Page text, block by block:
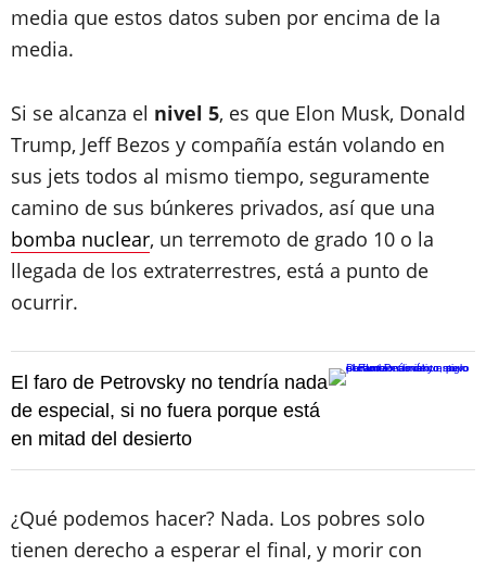
media que estos datos suben por encima de la
media.
Si se alcanza el nivel 5, es que Elon Musk, Donald
Trump, Jeff Bezos y compañía están volando en
sus jets todos al mismo tiempo, seguramente
camino de sus búnkeres privados, así que una
bomba nuclear, un terremoto de grado 10 o la
llegada de los extraterrestres, está a punto de
ocurrir.
El faro de Petrovsky no tendría nada
de especial, si no fuera porque está
en mitad del desierto
¿Qué podemos hacer? Nada. Los pobres solo
tienen derecho a esperar el final, y morir con